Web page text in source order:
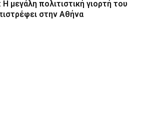
μεγάλη πολιτιστική γιορτή του
στην Αθήνα